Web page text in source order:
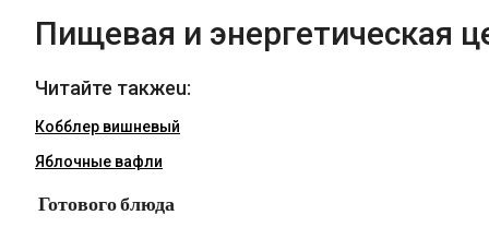
Пищевая и энергетическая
Читайте такжеu:
Кобблер вишневый
Яблочные вафли
Готового блюда